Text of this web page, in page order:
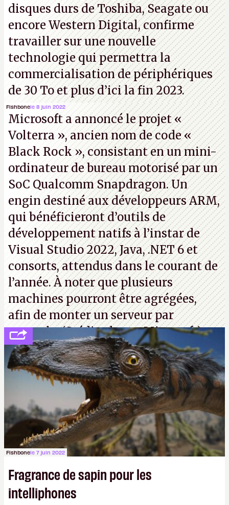
disques durs de Toshiba, Seagate ou
encore Western Digital, confirme
travailler sur une nouvelle
technologie qui permettra la
commercialisation de périphériques
de 30 To et plus d’ici la fin 2023.
Fishbonele 8 juin 2022
Microsoft a annoncé le projet «
Volterra », ancien nom de code «
Black Rock », consistant en un mini-
ordinateur de bureau motorisé par un
SoC Qualcomm Snapdragon. Un
engin destiné aux développeurs ARM,
qui bénéficieront d’outils de
développement natifs à l’instar de
Visual Studio 2022, Java, .NET 6 et
consorts, attendus dans le courant de
l’année. À noter que plusieurs
machines pourront être agrégées,
afin de monter un serveur par
exemple. (Crédit photo : Microsoft)
Fishbonele 7 juin 2022
Fragrance de sapin pour les
intelliphones